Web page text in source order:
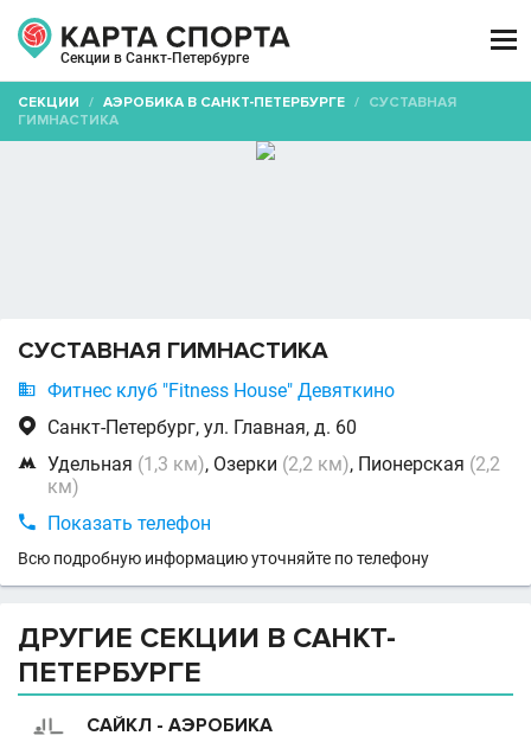
Секции в Санкт-Петербурге

СЕКЦИИ / АЭРОБИКА В САНКТ-ПЕТЕРБУРГЕ / СУСТАВНАЯ
ГИМНАСТИКА
СУСТАВНАЯ ГИМНАСТИКА
 Фитнес клуб "Fitness House" Девяткино
 Санкт-Петербург, ул. Главная, д. 60
 Удельная (1,3 км), Озерки (2,2 км), Пионерская (2,2
км)
 Показать телефон
Всю подробную информацию уточняйте по телефону
ДРУГИЕ СЕКЦИИ В САНКТ-
ПЕТЕРБУРГЕ
САЙКЛ - АЭРОБИКА